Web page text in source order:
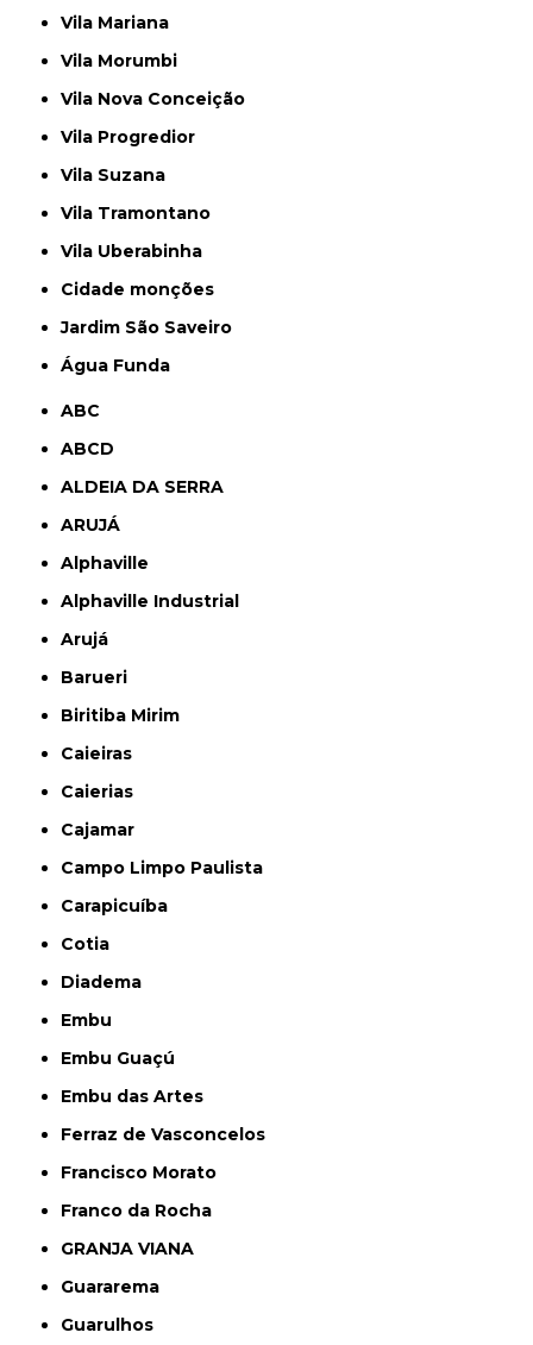
Vila Mariana
Vila Morumbi
Vila Nova Conceição
Vila Progredior
Vila Suzana
Vila Tramontano
Vila Uberabinha
cidade monções
jardim São Saveiro
Água Funda
ABC
ABCD
ALDEIA DA SERRA
ARUJÁ
Alphaville
Alphaville Industrial
Arujá
Barueri
Biritiba Mirim
Caieiras
Caierias
Cajamar
Campo Limpo Paulista
Carapicuíba
Cotia
Diadema
Embu
Embu Guaçú
Embu das Artes
Ferraz de Vasconcelos
Francisco Morato
Franco da Rocha
GRANJA VIANA
Guararema
Guarulhos